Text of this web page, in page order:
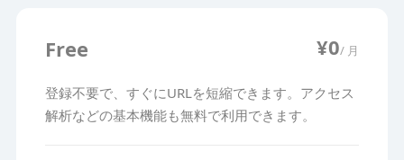
Free ¥0/ 月
登録不要で、すぐにURLを短縮できます。アクセス
解析などの基本機能も無料で利用できます。